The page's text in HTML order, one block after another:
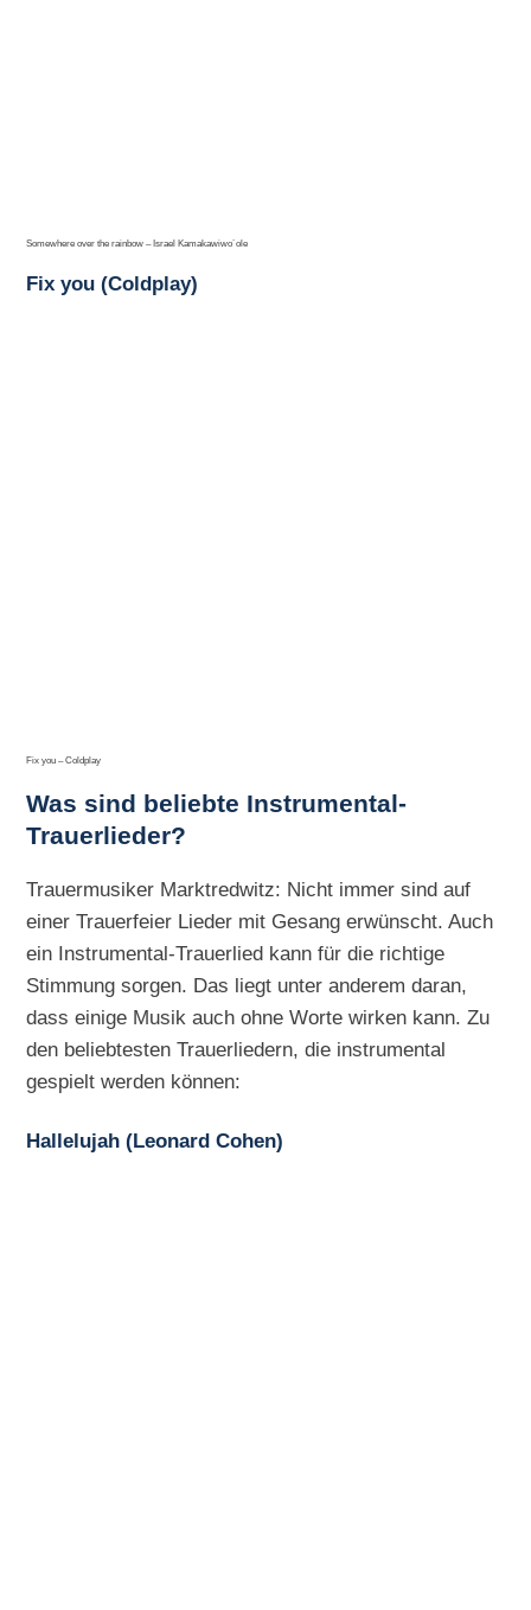
Somewhere over the rainbow – Israel Kamakawiwo´ole
Fix you (Coldplay)
Fix you – Coldplay
Was sind beliebte Instrumental-
Trauerlieder?
Trauermusiker Marktredwitz: Nicht immer sind auf
einer Trauerfeier Lieder mit Gesang erwünscht. Auch
ein Instrumental-Trauerlied kann für die richtige
Stimmung sorgen. Das liegt unter anderem daran,
dass einige Musik auch ohne Worte wirken kann. Zu
den beliebtesten Trauerliedern, die instrumental
gespielt werden können:
Hallelujah (Leonard Cohen)